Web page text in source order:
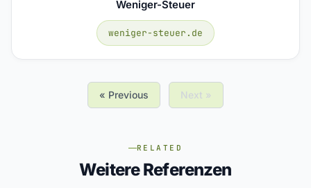
Weniger-Steuer
weniger-steuer.de
« Previous Next »
RELATED
Weitere Referenzen